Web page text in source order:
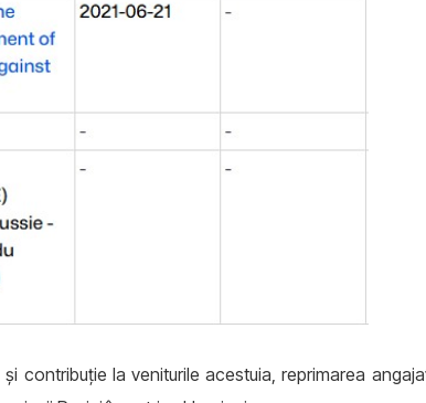
contribuție la veniturile acestuia, reprimarea